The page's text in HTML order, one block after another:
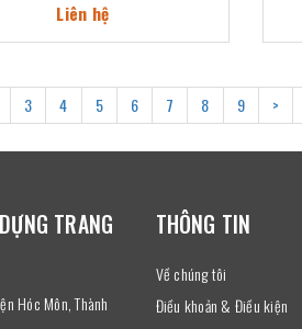
Liên hệ
3 4 5 6 7 8 9 >
TRANG
Hóc Môn, Thành
THÔNG TIN
Về chúng tôi
Điều khoản & Điều kiện